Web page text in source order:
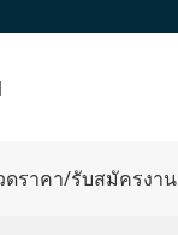
ดราคา/รับสมัครงาน